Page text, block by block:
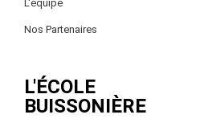
L'équipe
Nos Partenaires
L'ÉCOLE
BUISSONIÈRE